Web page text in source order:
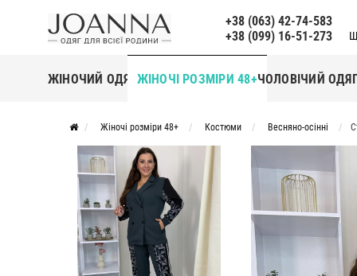
+38 (063) 42-74-583
+38 (099) 16-51-273
ЖІНОЧИЙ ОДЯГ ЖІНОЧІ РОЗМІРИ 48+ЧОЛОВІЧИЙ
Жіночі розміри 48+ Костюми Весняно-осінні